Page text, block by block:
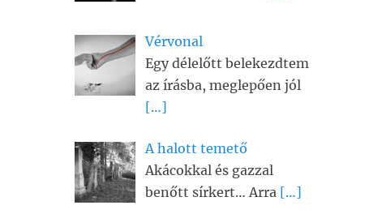
Vérvonal
Egy délelőtt belekezdtem
az írásba, meglepően jól
[…]
A halott temető
Akácokkal és gazzal
benőtt sírkert… Arra […]